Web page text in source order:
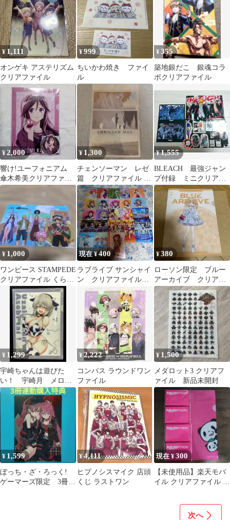
¥ 1,111
オンゲキ アステリズム
クリアファイル
¥999
ちいかわ焼き ファイ
ル
¥355
築地銀だこ 銀魂コラ
ボクリアファイル
¥2,000
響け!ユーフォニアム
傘木希美クリアファイ
ル＆ステッカー
¥ 1,300
チェンソーマン レゼ
篇 クリアファイル 場
面写
¥1,555
BLEACH 最強ジャン
プ付録 ミニクリアフ
ァイル ステッカー
ポストカード
¥ 1,000
ワンピース STAMPEDE
クリアファイル くら寿
司コラボ
現在 ¥400
ラブライブ サンシャイ
ン クリアファイル
¥380
ローソン限定 ブルー
アーカイブ クリアフ
ァイル ヨシミ
¥ 1,299
宇崎ちゃんは遊びた
い！ 宇崎月 メロン
ブックス 特典 クリ
アファイル
¥2,222
コンパス ラウンドワン
ファイル
¥ 1,500
メダロット3 クリアフ
ァイル 新品未開封
¥ 1,599
ぼっち・ざ・ろっく!
ゲーマーズ限定 3冊連
¥4,111
ヒプノシスマイク 店頭
くじ ラストワン
現在 ¥300
【未使用品】楽天モバ
イル クリアファイル ポ
次へ